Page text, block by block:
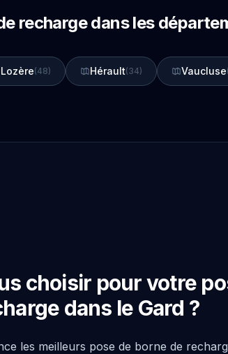
recharge dans les
Lozère(48) Hérault(34) Vaucluse
choisir pour votre
dans le Gard ?
les meilleurs pose de borne de